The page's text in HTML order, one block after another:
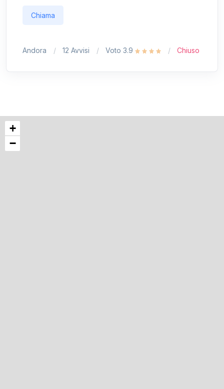
Chiama
Andora 12 Avvisi Voto 3.9 Chiuso
+
−